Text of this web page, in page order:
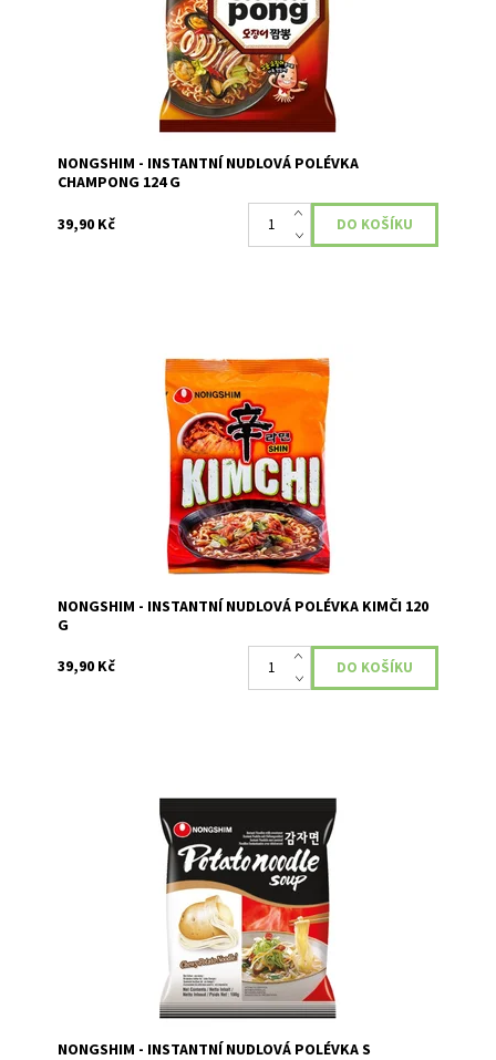
NONGSHIM - INSTANTNÍ NUDLOVÁ POLÉVKA
CHAMPONG 124 G
39,90 Kč
Středně ostrá nudlová polévka s příchutí kimchi
(fermentovaná zelenina).
Skladem
NONGSHIM - INSTANTNÍ NUDLOVÁ POLÉVKA KIMČI 120
G
39,90 Kč
Nongshim bramborová nudlová polévka obsahuje
skutečné brambory, které tvoří více než polovinu
poměru obsahu nudlí.
Momentálně nedostupné
NONGSHIM - INSTANTNÍ NUDLOVÁ POLÉVKA S